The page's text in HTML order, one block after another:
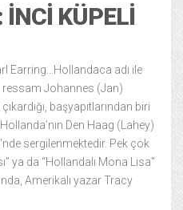
İNCI KÜPELI
Earring…Hollandaca adı ile
ressam Johannes (Jan)
başyapıtlarından biri
Den Haag (Lahey)
sergilenmektedir. Pek çok
ya da “Hollandalı Mona Lisa”
Amerikalı yazar Tracy